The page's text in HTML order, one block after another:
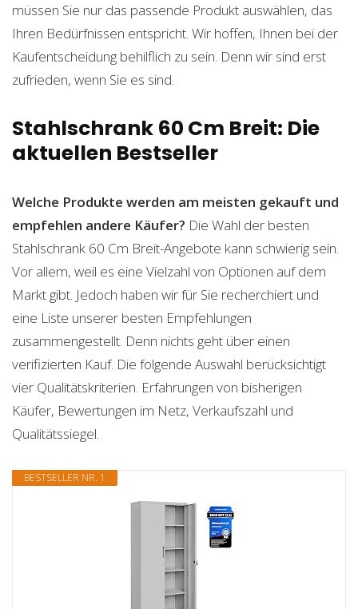
müssen Sie nur das passende Produkt auswählen, das
Ihren Bedürfnissen entspricht. Wir hoffen, Ihnen bei der
Kaufentscheidung behilflich zu sein. Denn wir sind erst
zufrieden, wenn Sie es sind.
Stahlschrank 60 Cm Breit: Die
aktuellen Bestseller
Welche Produkte werden am meisten gekauft und
empfehlen andere Käufer? Die Wahl der besten
Stahlschrank 60 Cm Breit-Angebote kann schwierig sein.
Vor allem, weil es eine Vielzahl von Optionen auf dem
Markt gibt. Jedoch haben wir für Sie recherchiert und
eine Liste unserer besten Empfehlungen
zusammengestellt. Denn nichts geht über einen
verifizierten Kauf. Die folgende Auswahl berücksichtigt
vier Qualitätskriterien. Erfahrungen von bisherigen
Käufer, Bewertungen im Netz, Verkaufszahl und
Qualitätssiegel.
BESTSELLER NR. 1